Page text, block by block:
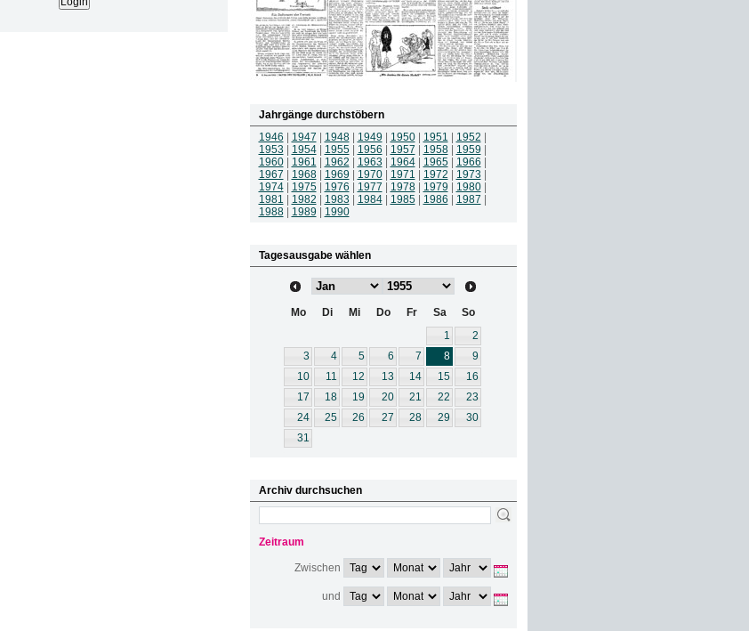
Jahrgänge durchstöbern
1946
1947 1948| 1949 1950| 1951 1952
1953
1954| 1955| 1956 1957 1958| 1959
1960| 1961 1962 1963 1964| 1965| 1966
1967
1968| 1969 1970| 1971 1972 1973
1974| 1975| 1976 1977 1978| 1979 1980|
1981
1982 1983 1984| 1985| 1986 1987
1988| 1989 1990
Tagesausgabe wählen
Mo Di Mi Do Fr Sa
So
1
2
3
4 5 6 7 8
9
10
11 12 13 14 15
16
17
18 19 20 21 22
23
24
25 26 27 28 29
30
31
Archiv durchsuchen
Zeitraum
Zwischen
und